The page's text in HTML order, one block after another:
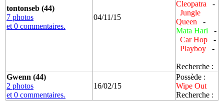
tontonseb (44)
7 photos
et 0 commentaires.
04/11/15
Cleopatra -
Jungle
Queen -
Mata Hari -
Car Hop -
Playboy -
Recherche :
Gwenn (44)
2 photos
et 0 commentaires.
16/02/15
Possède :
Wipe Out
Recherche :